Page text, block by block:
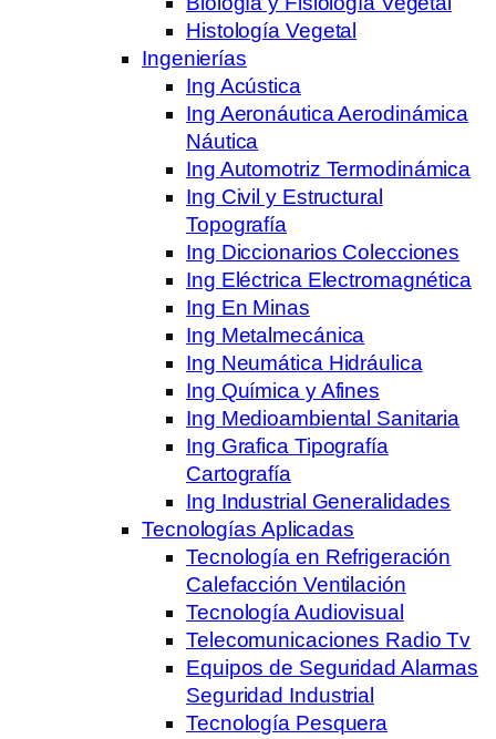
Histología Vegetal
Ingenierías
Ing Acústica
Ing Aeronáutica Aerodinámica
Náutica
Ing Automotriz Termodinámica
Ing Civil y Estructural
Topografía
Ing Diccionarios Colecciones
Ing Eléctrica Electromagnética
Ing En Minas
Ing Metalmecánica
Ing Neumática Hidráulica
Ing Química y Afines
Ing Medioambiental Sanitaria
Ing Grafica Tipografía
Cartografía
Ing Industrial Generalidades
Tecnologías Aplicadas
Tecnología en Refrigeración
Calefacción Ventilación
Tecnología Audiovisual
Telecomunicaciones Radio Tv
Equipos de Seguridad Alarmas
Seguridad Industrial
Tecnología Pesquera